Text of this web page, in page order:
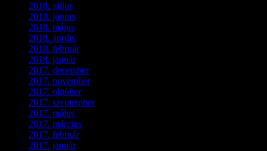
2018. július
2018. június
2018. május
2018. április
2018. február(2)
2018. január(2)
2017. december(4)
2017. november(3)
2017. október(4)
2017. szeptember(1)
2017. május
2017. március
2017. február(1)
2017. január(2)